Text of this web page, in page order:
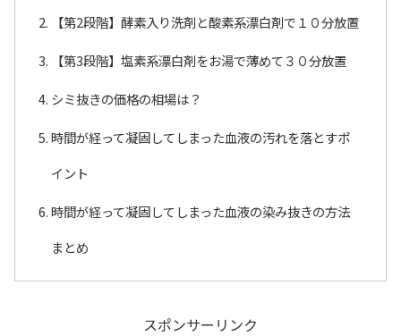
【第2段階】酵素入り洗剤と酸素系漂白剤で１０分放置
【第3段階】塩素系漂白剤をお湯で薄めて３０分放置
シミ抜きの価格の相場は？
時間が経って凝固してしまった血液の汚れを落とすポ
イント
時間が経って凝固してしまった血液の染み抜きの方法
まとめ
スポンサーリンク